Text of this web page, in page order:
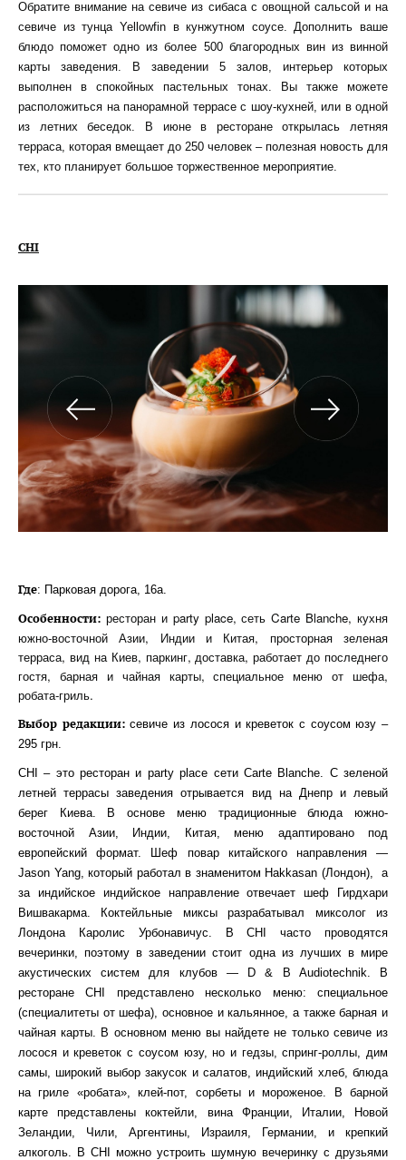
Обратите внимание на севиче из сибаса с овощной сальсой и на
севиче из тунца Yellowfin в кунжутном соусе. Дополнить ваше
блюдо поможет одно из более 500 благородных вин из винной
карты заведения. В заведении 5 залов, интерьер которых
выполнен в спокойных пастельных тонах. Вы также можете
расположиться на панорамной террасе с шоу-кухней, или в одной
из летних беседок. В июне в ресторане открылась летняя
терраса, которая вмещает до 250 человек – полезная новость для
тех, кто планирует большое торжественное мероприятие.
CHI
Где: Парковая дорога, 16а.
Особенности: ресторан и party place, сеть Carte Blanche, кухня
южно-восточной Азии, Индии и Китая, просторная зеленая
терраса, вид на Киев, паркинг, доставка, работает до последнего
гостя, барная и чайная карты, специальное меню от шефа,
робата-гриль.
Выбор редакции:севиче из лосося и креветок с соусом юзу –
295 грн.
CHI – это ресторан и party place сети Carte Blanche. С зеленой
летней террасы заведения отрывается вид на Днепр и левый
берег Киева. В основе меню традиционные блюда южно-
восточной Азии, Индии, Китая, меню адаптировано под
европейский формат. Шеф повар китайского направления —
Jason Yang, который работал в знаменитом Hakkasan (Лондон), а
за индийское индийское направление отвечает шеф Гирдхари
Вишвакарма. Коктейльные миксы разрабатывал миксолог из
Лондона Каролис Урбонавичус. В CHI часто проводятся
вечеринки, поэтому в заведении стоит одна из лучших в мире
акустических систем для клубов — D & B Audiotechnik. В
ресторане CHI представлено несколько меню: специальное
(специалитеты от шефа), основное и кальянное, а также барная и
чайная карты. В основном меню вы найдете не только севиче из
лосося и креветок с соусом юзу, но и гедзы, спринг-роллы, дим
самы, широкий выбор закусок и салатов, индийский хлеб, блюда
на гриле «робата», клей-пот, сорбеты и мороженое. В барной
карте представлены коктейли, вина Франции, Италии, Новой
Зеландии, Чили, Аргентины, Израиля, Германии, и крепкий
алкоголь. В CHI можно устроить шумную вечеринку с друзьями